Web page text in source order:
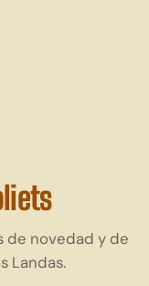
de novedad y de
Landas.